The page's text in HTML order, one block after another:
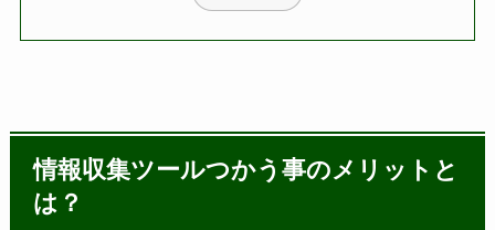
情報収集ツールつかう事のメリットと
は？